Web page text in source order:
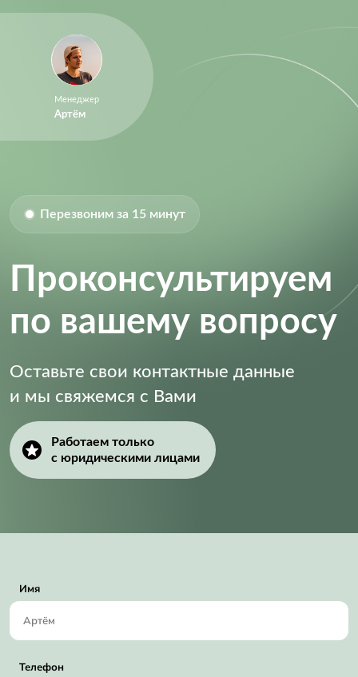
Менеджер
Артём
Перезвоним за 15 минут
Проконсультируем
по вашему вопросу
Оставьте свои контактные данные
и мы свяжемся с Вами
Работаем только
с юридическими лицами
Имя
Телефон